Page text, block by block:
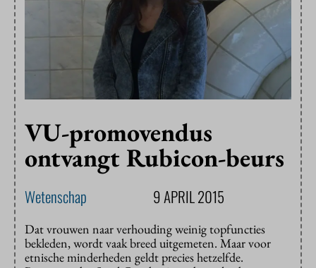
VU-promovendus
ontvangt Rubicon-beurs
Wetenschap 9 APRIL 2015
Dat vrouwen naar verhouding weinig topfuncties
bekleden, wordt vaak breed uitgemeten. Maar voor
etnische minderheden geldt precies hetzelfde.